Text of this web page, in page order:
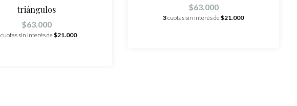
triángulos
$63.000
cuotas sin interés de$21.000
$63.000
3cuotas sin interés de$21.000